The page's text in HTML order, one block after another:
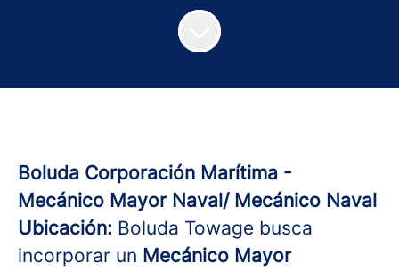
Boluda Corporación Marítima -
Mecánico Mayor Naval/ Mecánico Naval
Ubicación: Boluda Towage busca
incorporar un Mecánico Mayor